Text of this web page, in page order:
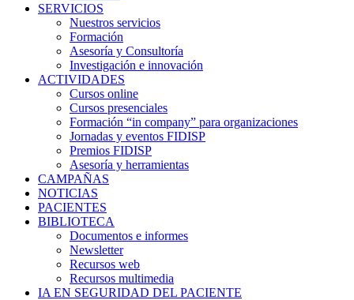
SERVICIOS
Nuestros servicios
Formación
Asesoría y Consultoría
Investigación e innovación
ACTIVIDADES
Cursos online
Cursos presenciales
Formación “in company” para organizaciones
Jornadas y eventos FIDISP
Premios FIDISP
Asesoría y herramientas
CAMPAÑAS
NOTICIAS
PACIENTES
BIBLIOTECA
Documentos e informes
Newsletter
Recursos web
Recursos multimedia
IA EN SEGURIDAD DEL PACIENTE